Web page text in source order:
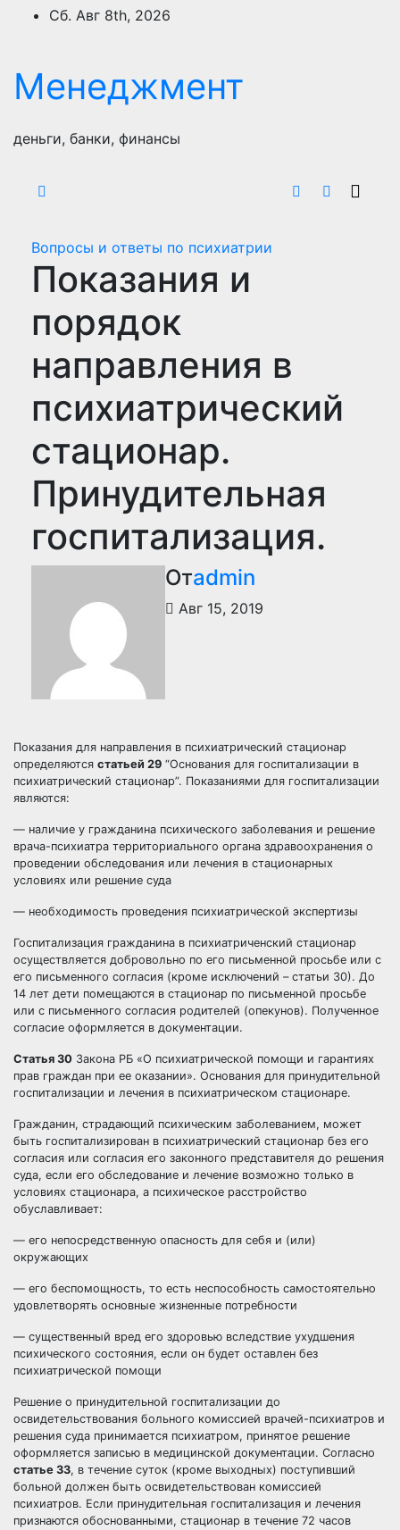
ПерейтиСб. Авг 8th, 2026
Менеджмент
деньги, банки, финансы
Вопросы и ответы по психиатрии
Показания и
порядок
направления в
психиатрический
стационар.
Принудительная
госпитализация.
Отadmin
Авг 15, 2019
Показания для направления в психиатрический стационар
определяются статьей 29 “Основания для госпитализации в
психиатрический стационар”. Показаниями для госпитализации
являются:
— наличие у гражданина психического заболевания и решение
врача-психиатра территориального органа здравоохранения о
проведении обследования или лечения в стационарных
условиях или решение суда
— необходимость проведения психиатрической экспертизы
Госпитализация гражданина в психиатриченский стационар
осуществляется добровольно по его письменной просьбе или с
его письменного согласия (кроме исключений – статьи 30). До
14 лет дети помещаются в стационар по письменной просьбе
или с письменного согласия родителей (опекунов). Полученное
согласие оформляется в документации.
Статья 30 Закона РБ «О психиатрической помощи и гарантиях
прав граждан при ее оказании». Основания для принудительной
госпитализации и лечения в психиатрическом стационаре.
Гражданин, страдающий психическим заболеванием, может
быть госпитализирован в психиатрический стационар без его
согласия или согласия его законного представителя до решения
суда, если его обследование и лечение возможно только в
условиях стационара, а психическое расстройство
обуславливает:
— его непосредственную опасность для себя и (или)
окружающих
— его беспомощность, то есть неспособность самостоятельно
удовлетворять основные жизненные потребности
— существенный вред его здоровью вследствие ухудшения
психического состояния, если он будет оставлен без
психиатрической помощи
Решение о принудительной госпитализации до
освидетельствования больного комиссией врачей-психиатров и
решения суда принимается психиатром, принятое решение
оформляется записью в медицинской документации. Согласно
статье 33, в течение суток (кроме выходных) поступивший
больной должен быть освидетельствован комиссией
психиатров. Если принудительная госпитализация и лечения
признаются обоснованными, стационар в течение 72 часов